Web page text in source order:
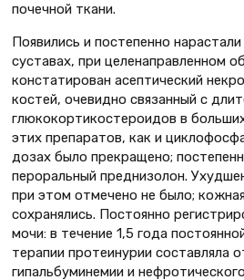
почечной ткани.
Появились и постепенно
суставах, при целенаправленном
констатирован асептический
костей, очевидно связанный с
глюкокортикостероидов в
этих препаратов, как и
дозах было прекращено;
пероральный преднизолон.
при этом отмечено не было;
сохранялись. Постоянно
мочи: в течение 1,5 года
терапии протеинурии составляла
гипальбуминемии и